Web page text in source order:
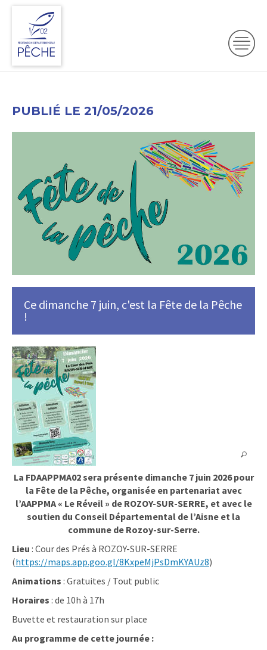
PUBLIÉ LE 21/05/2026
Ce dimanche 7 juin, c'est la Fête de la Pêche
!
La FDAAPPMA02 sera présente dimanche 7 juin 2026 pour
la Fête de la Pêche, organisée en partenariat avec
l’AAPPMA « Le Réveil » de ROZOY-SUR-SERRE, et avec le
soutien du Conseil Départemental de l’Aisne et la
commune de Rozoy-sur-Serre.
Lieu : Cour des Prés à ROZOY-SUR-SERRE
(https://maps.app.goo.gl/8KxpeMjPsDmKYAUz8)
Animations : Gratuites / Tout public
Horaires : de 10h à 17h
Buvette et restauration sur place
Au programme de cette journée :